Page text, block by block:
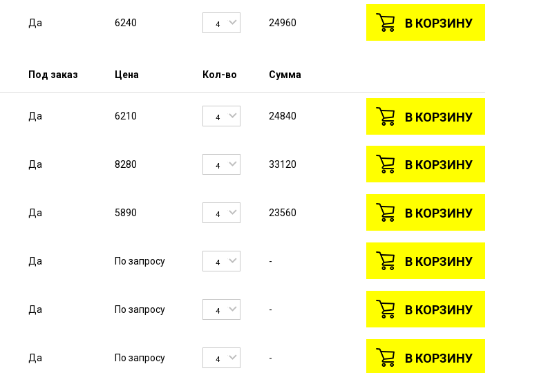
Да 6240 4 24960 В КОРЗИНУ
Под заказ Цена Кол-во Сумма
Да 6210 4 24840 В КОРЗИНУ
Да 8280 4 33120 В КОРЗИНУ
Да 5890 4 23560 В КОРЗИНУ
Да По запросу 4 - В КОРЗИНУ
Да По запросу 4 - В КОРЗИНУ
Да По запросу 4 - В КОРЗИНУ